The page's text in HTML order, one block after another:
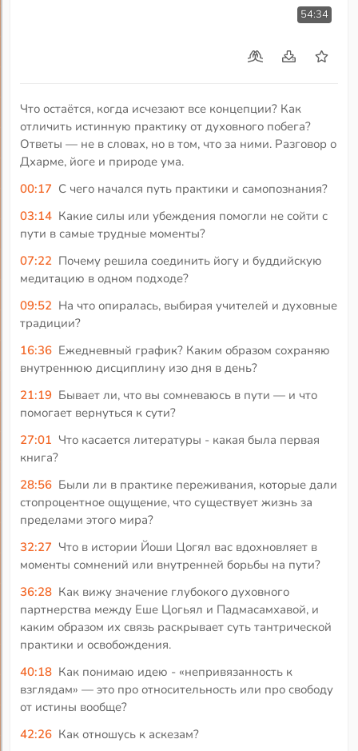
54:34
Что остаётся, когда исчезают все концепции? Как
отличить истинную практику от духовного побега?
Ответы — не в словах, но в том, что за ними. Разговор о
Дхарме, йоге и природе ума.
00:17 С чего начался путь практики и самопознания?
03:14 Какие силы или убеждения помогли не сойти с
пути в самые трудные моменты?
07:22 Почему решила соединить йогу и буддийскую
медитацию в одном подходе?
09:52 На что опиралась, выбирая учителей и духовные
традиции?
16:36 Ежедневный график? Каким образом сохраняю
внутреннюю дисциплину изо дня в день?
21:19 Бывает ли, что вы сомневаюсь в пути — и что
помогает вернуться к сути?
27:01 Что касается литературы - какая была первая
книга?
28:56 Были ли в практике переживания, которые дали
стопроцентное ощущение, что существует жизнь за
пределами этого мира?
32:27 Что в истории Йоши Цогял вас вдохновляет в
моменты сомнений или внутренней борьбы на пути?
36:28 Как вижу значение глубокого духовного
партнерства между Еше Цогьял и Падмасамхавой, и
каким образом их связь раскрывает суть тантрической
практики и освобождения.
40:18 Как понимаю идею - «непривязанность к
взглядам» — это про относительность или про свободу
от истины вообще?
42:26 Как отношусь к аскезам?